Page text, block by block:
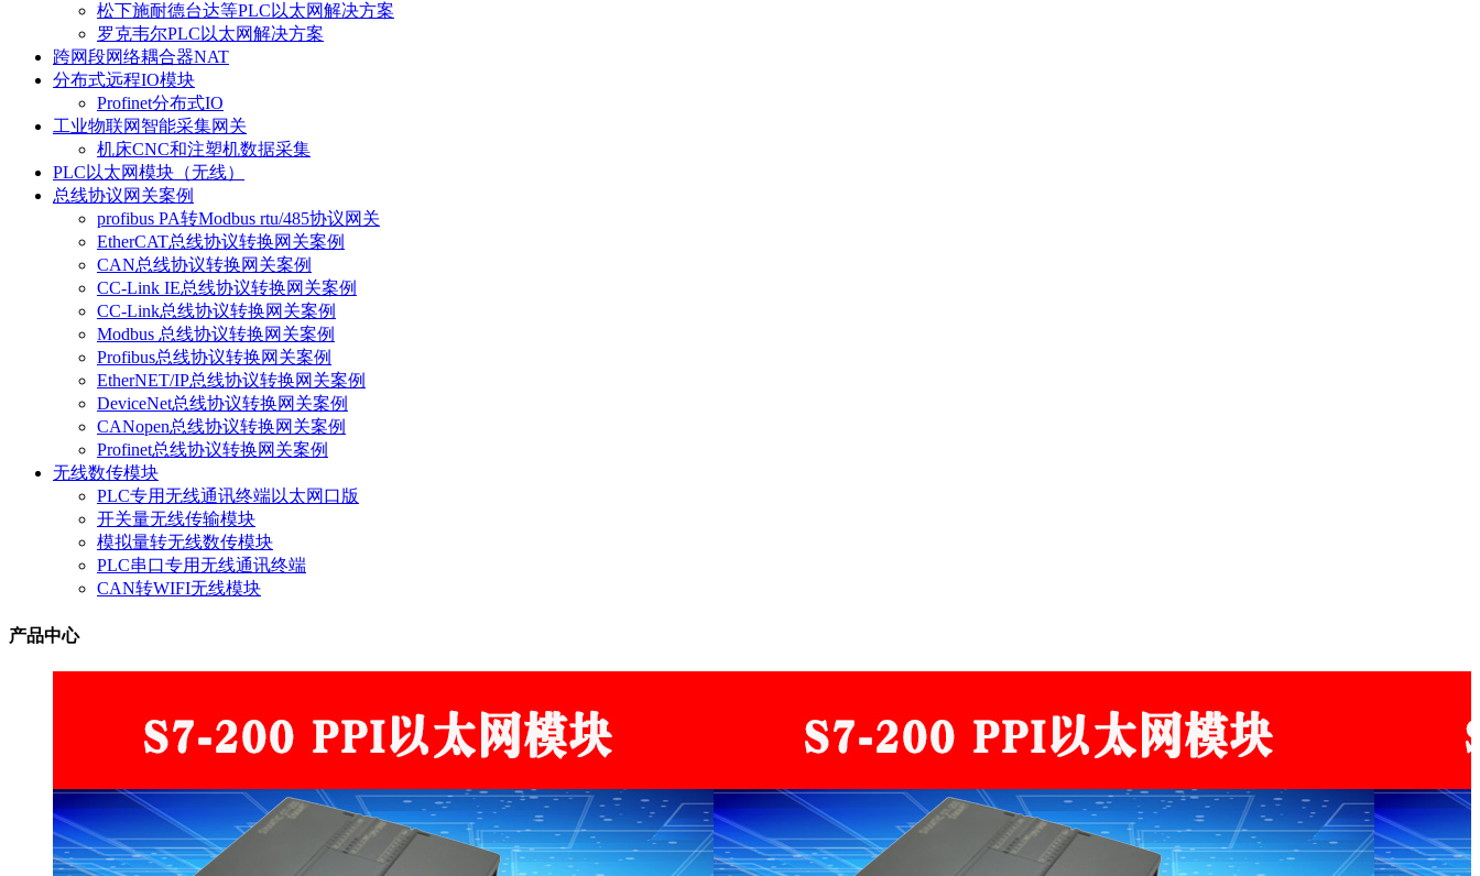
松下施耐德台达等PLC以太网解决方案
罗克韦尔PLC以太网解决方案
跨网段网络耦合器NAT
分布式远程IO模块
Profinet分布式IO
工业物联网智能采集网关
机床CNC和注塑机数据采集
PLC以太网模块（无线）
总线协议网关案例
profibus PA转Modbus rtu/485协议网关
EtherCAT总线协议转换网关案例
CAN总线协议转换网关案例
CC-Link IE总线协议转换网关案例
CC-Link总线协议转换网关案例
Modbus 总线协议转换网关案例
Profibus总线协议转换网关案例
EtherNET/IP总线协议转换网关案例
DeviceNet总线协议转换网关案例
CANopen总线协议转换网关案例
Profinet总线协议转换网关案例
无线数传模块
PLC专用无线通讯终端以太网口版
开关量无线传输模块
模拟量转无线数传模块
PLC串口专用无线通讯终端
CAN转WIFI无线模块
产品中心